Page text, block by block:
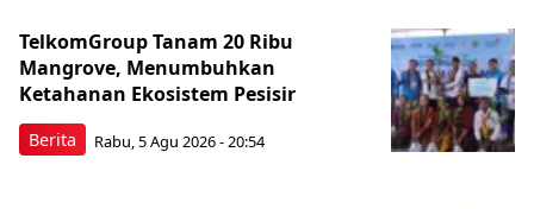
Berita
TelkomGroup Tanam 20 Ribu
Mangrove, Menumbuhkan
Ketahanan Ekosistem Pesisir
Rabu, 5 Agu 2026 - 20:54